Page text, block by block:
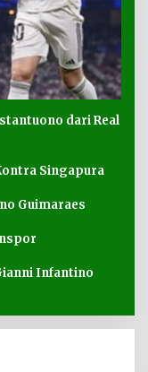
dari Real
Singapura
Guimaraes
Infantino